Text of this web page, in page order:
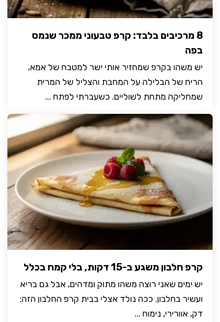
8 מרכיבים בלבד: קרפ טבעוני ממכר שנמס
בפה
יש משהו בקרפ שמחזיר אותי ישר למטבח של אמא,
הריח של הבלילה על המחבת והצליל של המרית
שמחליקה מתחת לשוליים. כשעברתי לפתח ...
קרפ חלבון משגע ב-15 דקות, בלי קמח בכלל
יש ימים שאני רוצה משהו מתוק ומדהים, אבל גם בריא
ועשיר בחלבון. ככה נולד אצלי בבית קרפ החלבון הזה:
דק, אוורירי, נימוח ...